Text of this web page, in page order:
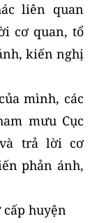
liên quan
cơ quan, tổ
kiến nghị
mình, các
mưu Cục
trả lời cơ
phản ánh,
huyện